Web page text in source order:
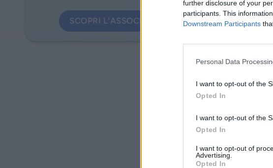
further disclosure of your
participants. This
Downstream Participants
Personal Data
I want to opt-out of the
Opted In
I want to opt-out of the
Opted In
I want to opt-out of
Advertising.
Opted In
SCOPRI L'ASSOCIAZIONE